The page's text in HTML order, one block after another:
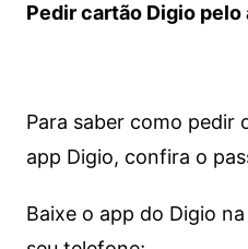
Pedir cartão Digio
Para saber como pedir
app Digio, confira o
Baixe o app do Digio